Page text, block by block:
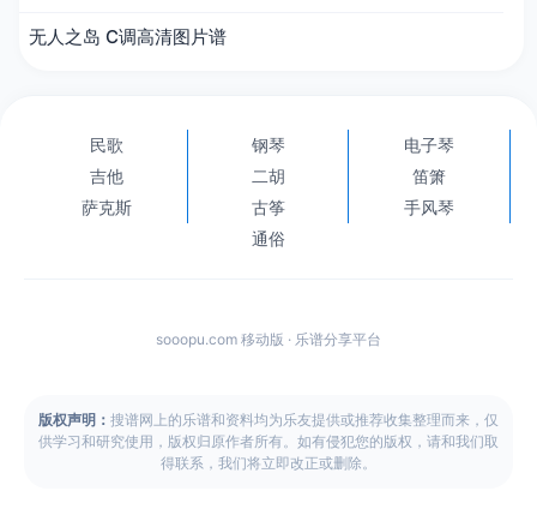
无人之岛 C调高清图片谱
民歌 钢琴
电子琴
吉他
二胡
笛箫
萨克斯
古筝
手风琴
通俗
sooopu.com 移动版 · 乐谱分享平台
版权声明： 搜谱网上的乐谱和资料均为乐友提供或推荐收集整理而来，仅
供学习和研究使用，版权归原作者所有。如有侵犯您的版权，请和我们取
得联系，我们将立即改正或删除。